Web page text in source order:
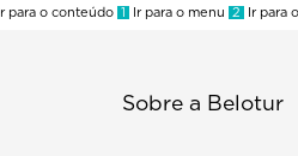
Ir para o conteúdo 1 Ir para o menu 2 Ir para
Sobre a Belotur